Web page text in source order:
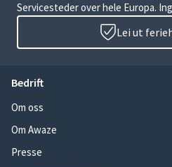
Servicesteder over hele Europa.
Lei ut
Bedrift
Om oss
Om Awaze
Presse